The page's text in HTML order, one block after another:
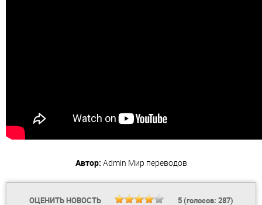
Автор: Admin Мир переводов
ОЦЕНИТЬ НОВОСТЬ 5(голосов: 287)